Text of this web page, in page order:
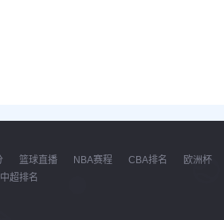
篮球直播 NBA赛程 CBA排名
欧洲杯
中超排名